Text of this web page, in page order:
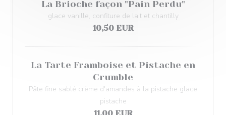
La Brioche façon "Pain Perdu"
glace vanille, confiture de lait et chantilly
10,50 EUR
La Tarte Framboise et Pistache en
Crumble
Pâte fine sablé crème d'amandes à la pistache glace
pistache